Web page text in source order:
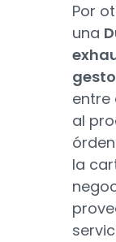
Por
una
entre
al
la